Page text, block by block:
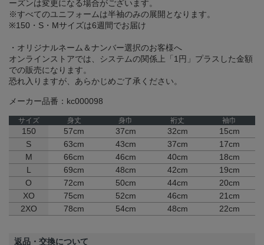
ーズンは変更になる場合がございます。
※すべてのユニフォームは半袖のみの展開となります。
※150・S・Mサイズは6週間でお届け
・オリジナルネーム＆ナンバー選択のお客様へ
オンラインストアでは、システムの関係上「1円」プラスした金額
での販売になります。
恐れ入りますが、あらかじめご了承ください。
メーカー品番：kc000098
サイズ 身丈 身巾 裄丈 袖巾
150 57cm 37cm 32cm
15cm
S
63cm 43cm 37cm
17cm
M
66cm 46cm 40cm
18cm
L
69cm 48cm 42cm
19cm
O
72cm 50cm 44cm
20cm
XO
75cm 52cm 46cm
21cm
2XO
78cm 54cm 48cm 22cm
返品・交換について